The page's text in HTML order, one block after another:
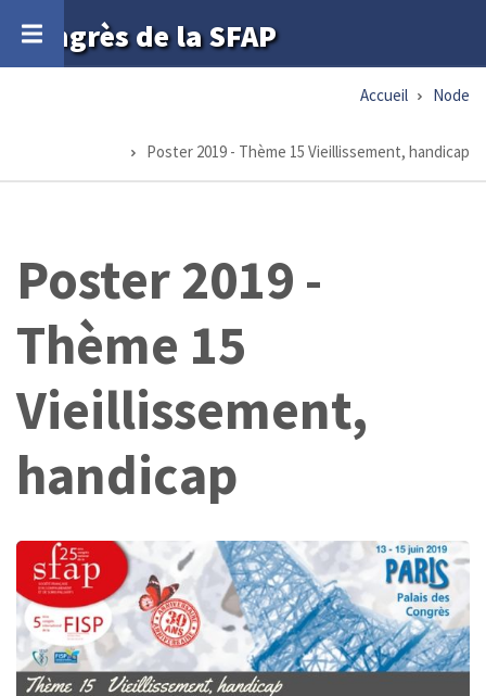
contenu
Congrès de la SFAP
Accueil Node
Poster 2019 - Thème 15 Vieillissement, handicap
Poster 2019 -
Thème 15
Vieillissement,
handicap